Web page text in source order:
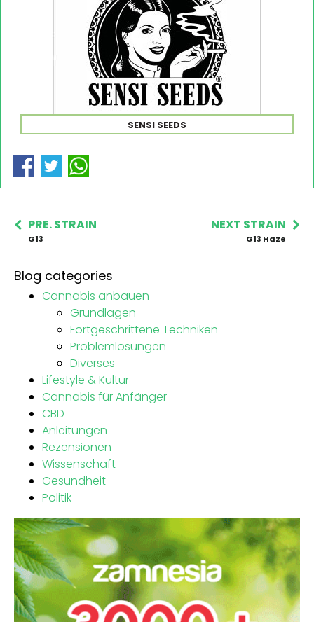
SENSI SEEDS
PRE. STRAIN
G13
NEXT STRAIN
G13 Haze
Blog categories
Cannabis anbauen
Grundlagen
Fortgeschrittene Techniken
Problemlösungen
Diverses
Lifestyle & Kultur
Cannabis für Anfänger
CBD
Anleitungen
Rezensionen
Wissenschaft
Gesundheit
Politik